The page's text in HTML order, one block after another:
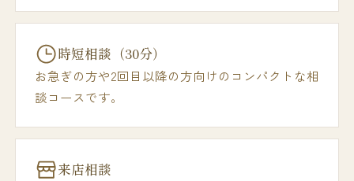
時短相談（30分）
お急ぎの方や2回目以降の方向けのコンパクトな相
談コースです。
来店相談